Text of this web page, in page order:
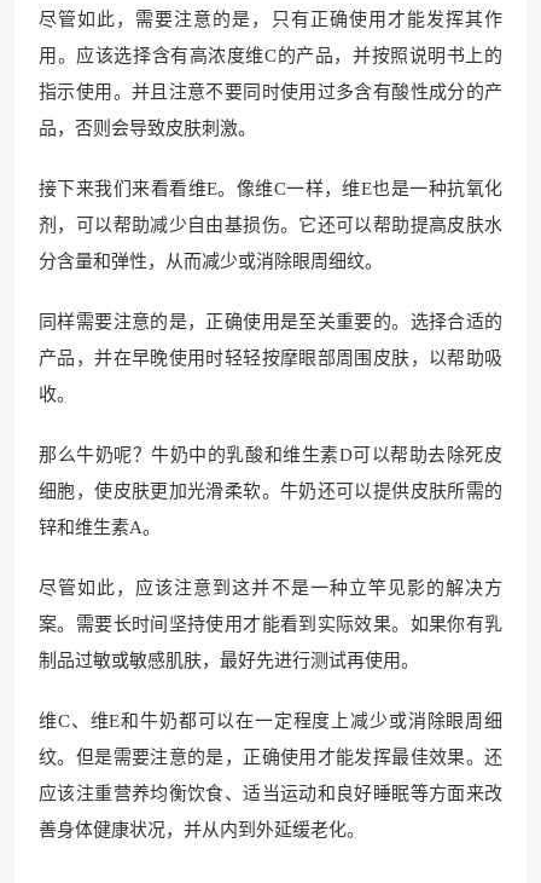
尽管如此，需要注意的是，只有正确使用才能发挥其作
用。应该选择含有高浓度维C的产品，并按照说明书上的
指示使用。并且注意不要同时使用过多含有酸性成分的产
品，否则会导致皮肤刺激。
接下来我们来看看维E。像维C一样，维E也是一种抗氧化
剂，可以帮助减少自由基损伤。它还可以帮助提高皮肤水
分含量和弹性，从而减少或消除眼周细纹。
同样需要注意的是，正确使用是至关重要的。选择合适的
产品，并在早晚使用时轻轻按摩眼部周围皮肤，以帮助吸
收。
那么牛奶呢？牛奶中的乳酸和维生素D可以帮助去除死皮
细胞，使皮肤更加光滑柔软。牛奶还可以提供皮肤所需的
锌和维生素A。
尽管如此，应该注意到这并不是一种立竿见影的解决方
案。需要长时间坚持使用才能看到实际效果。如果你有乳
制品过敏或敏感肌肤，最好先进行测试再使用。
维C、维E和牛奶都可以在一定程度上减少或消除眼周细
纹。但是需要注意的是，正确使用才能发挥最佳效果。还
应该注重营养均衡饮食、适当运动和良好睡眠等方面来改
善身体健康状况，并从内到外延缓老化。